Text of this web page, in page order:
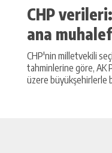
CHP
ana
CHP'nin milletvekili
tahminlerine göre, AK
üzere büyükşehirlerle